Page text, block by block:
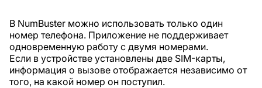
В NumBuster можно использовать только один
номер телефона. Приложение не поддерживает
одновременную работу с двумя номерами.
Если в устройстве установлены две SIM-карты,
информация о вызове отображается независимо от
того, на какой номер он поступил.